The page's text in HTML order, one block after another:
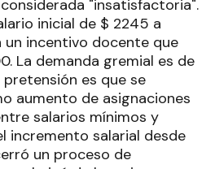
"insatisfactoria".
inicial de $ 2245 a
incentivo docente que
La demanda gremial es de
es que se
aumento de asignaciones
salarios mínimos y
incremento salarial desde
un proceso de